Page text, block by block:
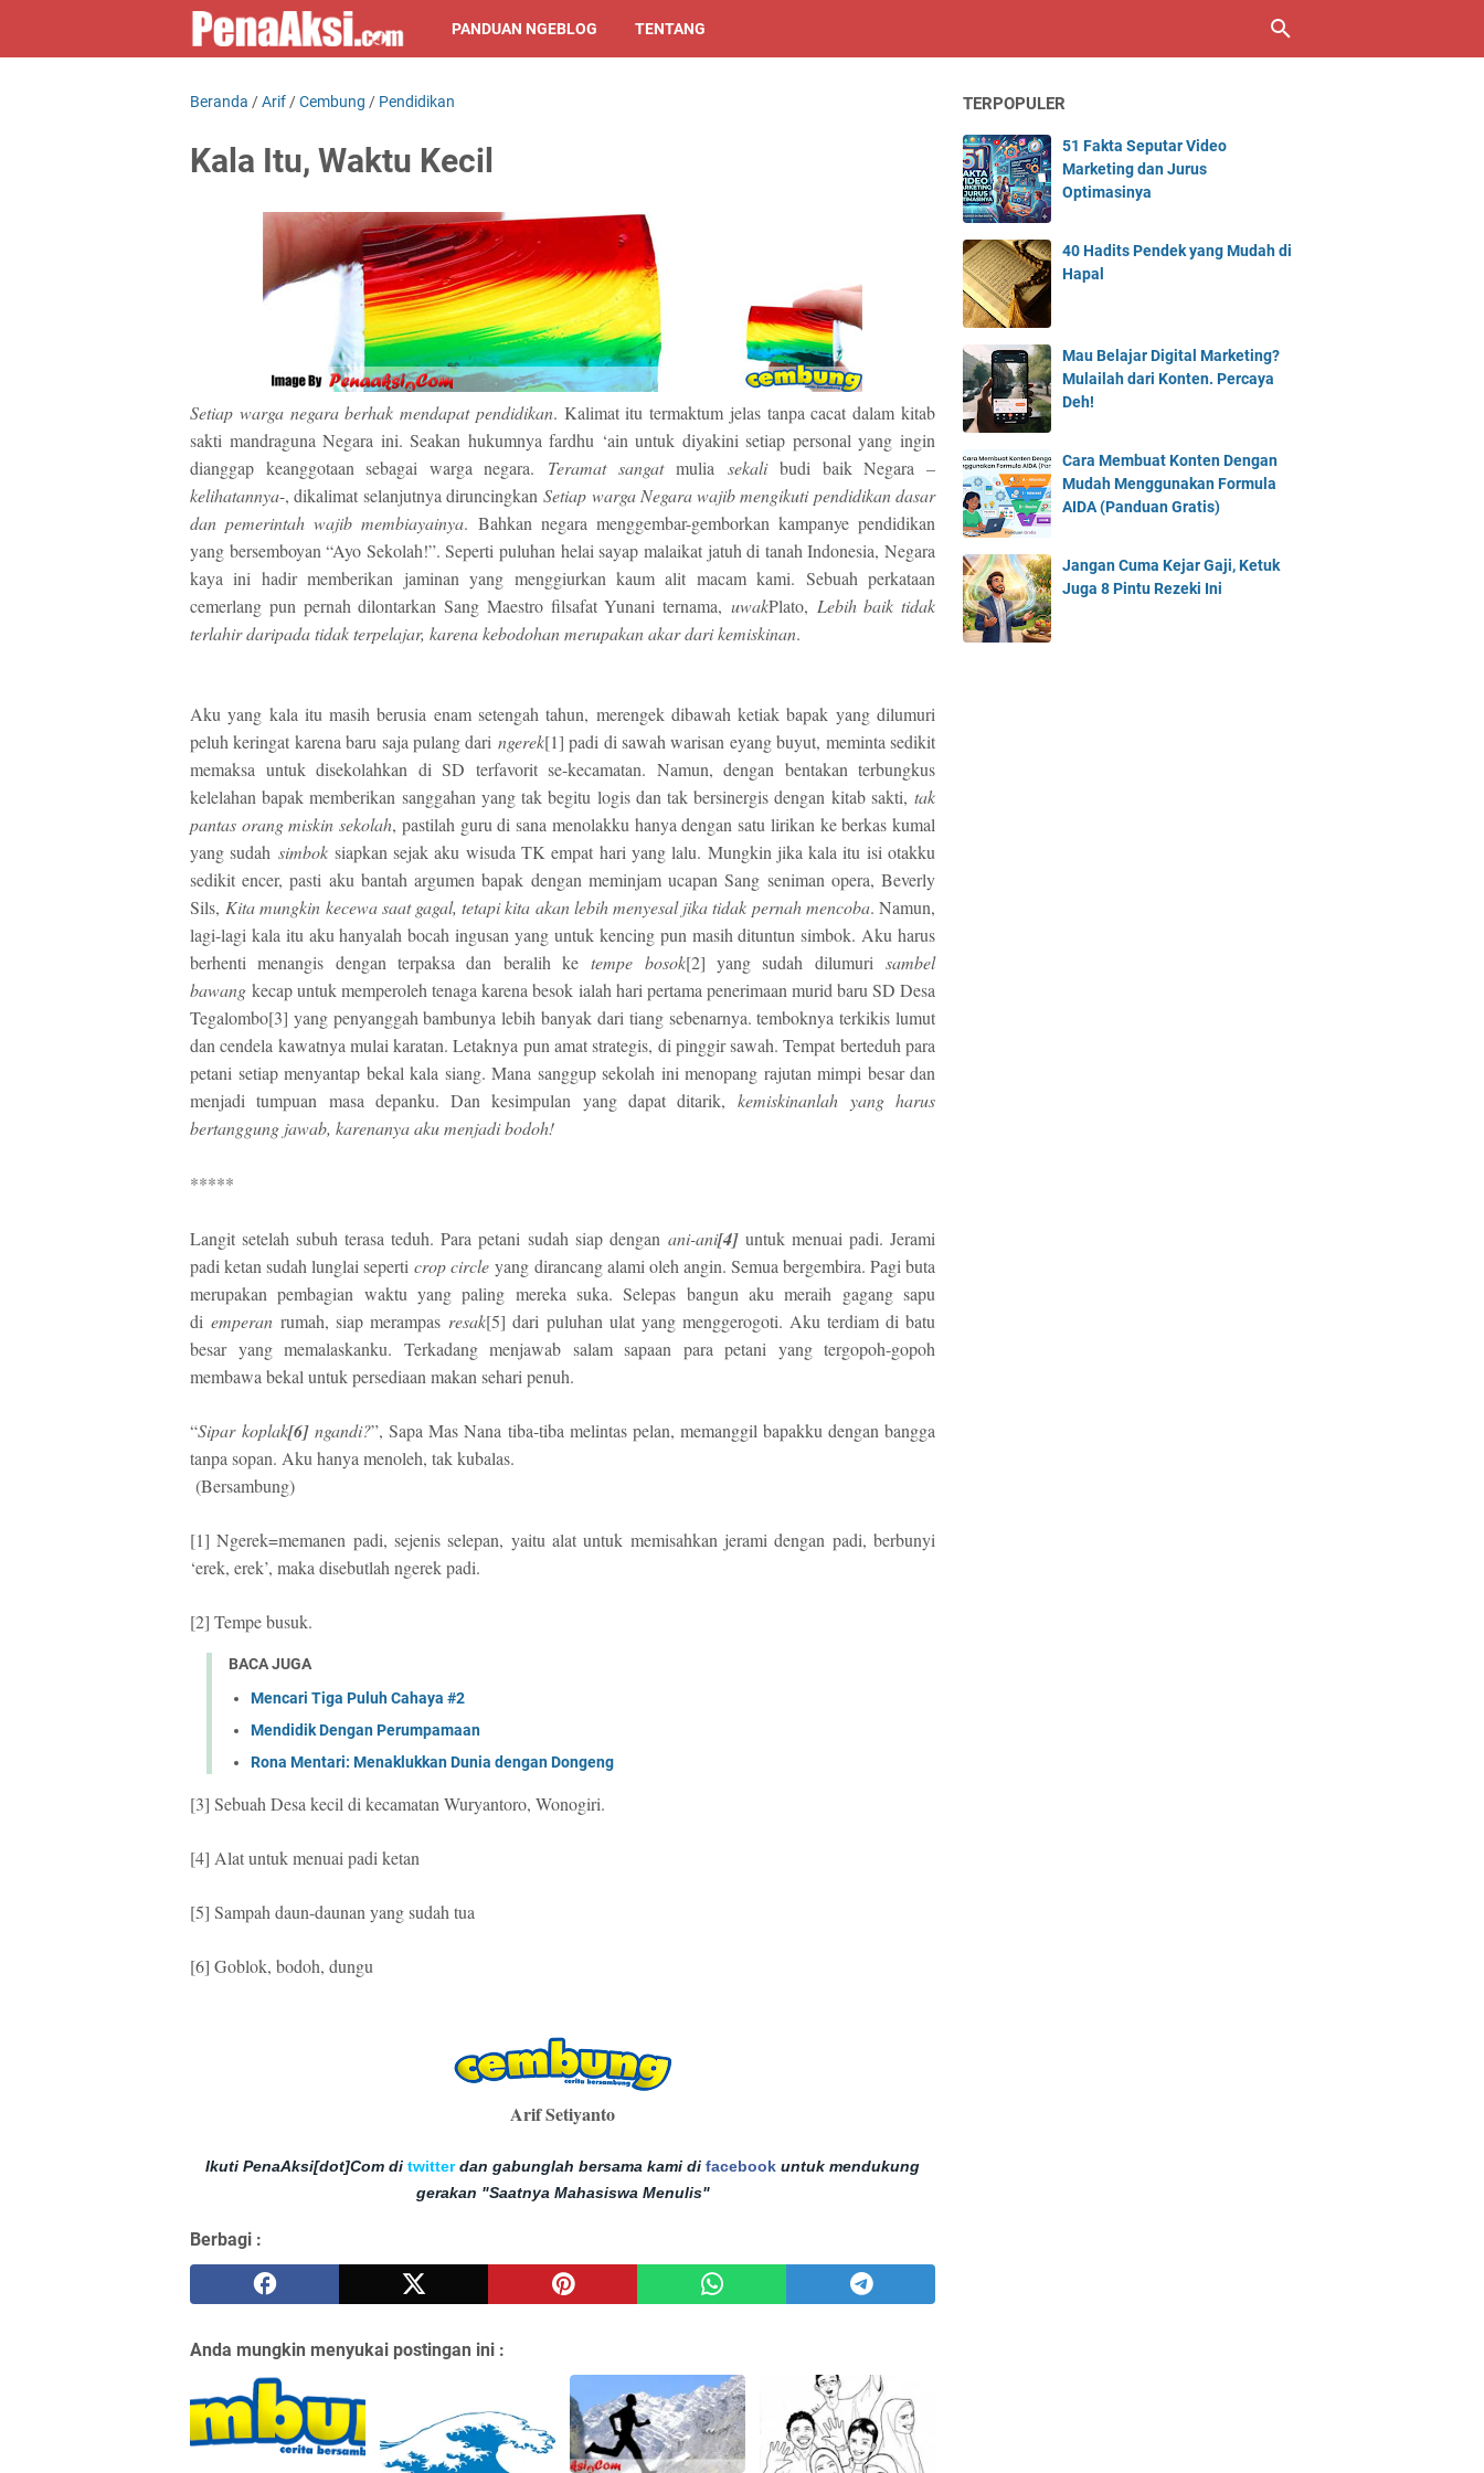
PANDUAN NGEBLOG TENTANG
Beranda /Arif /Cembung / Pendidikan
Kala Itu, Waktu Kecil
Setiap warga negara berhak mendapat pendidikan. Kalimat itu termaktum jelas tanpa cacat dalam kitab
sakti mandraguna Negara ini. Seakan hukumnya fardhu ‘ain untuk diyakini setiap personal yang ingin
dianggap keanggotaan sebagai warga negara. Teramat sangatmulia sekalibudi baik Negara –
kelihatannya-, dikalimat selanjutnya diruncingkan Setiap warga Negara wajib mengikuti pendidikan dasar
dan pemerintah wajib membiayainya. Bahkan negara menggembar-gemborkan kampanye pendidikan
yang bersemboyan “Ayo Sekolah!”. Seperti puluhan helai sayap malaikat jatuh di tanah Indonesia, Negara
kaya ini hadir memberikan jaminan yang menggiurkan kaum alit macam kami. Sebuah perkataan
cemerlang pun pernah dilontarkan Sang Maestro filsafat Yunani ternama, uwakPlato, Lebih baik tidak
terlahir daripada tidak terpelajar, karena kebodohan merupakan akar dari kemiskinan.
Aku yang kala itu masih berusia enam setengah tahun, merengek dibawah ketiak bapak yang dilumuri
peluh keringat karena baru saja pulang dari ngerek[1] padi di sawah warisan eyang buyut, meminta sedikit
memaksa untuk disekolahkan di SD terfavorit se-kecamatan. Namun, dengan bentakan terbungkus
kelelahan bapak memberikan sanggahan yang tak begitu logis dan tak bersinergis dengan kitab sakti, tak
pantas orang miskin sekolah, pastilah guru di sana menolakku hanya dengan satu lirikan ke berkas kumal
yang sudah simbok siapkan sejak aku wisuda TK empat hari yang lalu. Mungkin jika kala itu isi otakku
sedikit encer, pasti aku bantah argumen bapak dengan meminjam ucapan Sang seniman opera, Beverly
Sils, Kita mungkin kecewa saat gagal, tetapi kita akan lebih menyesal jika tidak pernah mencoba. Namun,
lagi-lagi kala itu aku hanyalah bocah ingusan yang untuk kencing pun masih dituntun simbok. Aku harus
berhenti menangis dengan terpaksa dan beralih ketempe bosok[2] yang sudah dilumurisambel
bawang kecap untuk memperoleh tenaga karena besok ialah hari pertama penerimaan murid baru SD Desa
Tegalombo[3] yang penyanggah bambunya lebih banyak dari tiang sebenarnya. temboknya terkikis lumut
dan cendela kawatnya mulai karatan. Letaknya pun amat strategis, di pinggir sawah. Tempat berteduh para
petani setiap menyantap bekal kala siang. Mana sanggup sekolah ini menopang rajutan mimpi besar dan
menjadi tumpuan masa depanku. Dan kesimpulan yang dapat ditarik,kemiskinanlah yang harus
bertanggung jawab, karenanya aku menjadi bodoh!
*****
Langit setelah subuh terasa teduh. Para petani sudah siap dengan ani-ani[4]untuk menuai padi. Jerami
padi ketan sudah lunglai seperticrop circle yang dirancang alami oleh angin. Semua bergembira. Pagi buta
merupakan pembagian waktu yang paling mereka suka. Selepas bangun aku meraih gagang sapu
diemperan rumah, siap merampas resak[5] dari puluhan ulat yang menggerogoti. Aku terdiam di batu
besar yang memalaskanku. Terkadang menjawab salam sapaan para petani yang tergopoh-gopoh
membawa bekal untuk persediaan makan sehari penuh.
“Siparkoplak[6]ngandi?”, Sapa Mas Nana tiba-tiba melintas pelan, memanggil bapakku dengan bangga
tanpa sopan. Aku hanya menoleh, tak kubalas.
(Bersambung)
[1] Ngerek=memanen padi, sejenis selepan, yaitu alat untuk memisahkan jerami dengan padi, berbunyi
‘erek, erek’, maka disebutlah ngerek padi.
[2] Tempe busuk.
BACA JUGA
Mencari Tiga Puluh Cahaya #2
Mendidik Dengan Perumpamaan
Rona Mentari: Menaklukkan Dunia dengan Dongeng
[3] Sebuah Desa kecil di kecamatan Wuryantoro, Wonogiri.
[4] Alat untuk menuai padi ketan
[5] Sampah daun-daunan yang sudah tua
[6] Goblok, bodoh, dungu
Arif Setiyanto
Ikuti PenaAksi[dot]Com di twitter dan gabunglah bersama kami di facebook untuk mendukung
gerakan "Saatnya Mahasiswa Menulis"
Berbagi :
Anda mungkin menyukai postingan ini :
TERPOPULER
51 Fakta Seputar Video
Marketing dan Jurus
Optimasinya
40 Hadits Pendek yang Mudah di
Hapal
Mau Belajar Digital Marketing?
Mulailah dari Konten. Percaya
Deh!
Cara Membuat Konten Dengan
Mudah Menggunakan Formula
AIDA (Panduan Gratis)
Jangan Cuma Kejar Gaji, Ketuk
Juga 8 Pintu Rezeki Ini